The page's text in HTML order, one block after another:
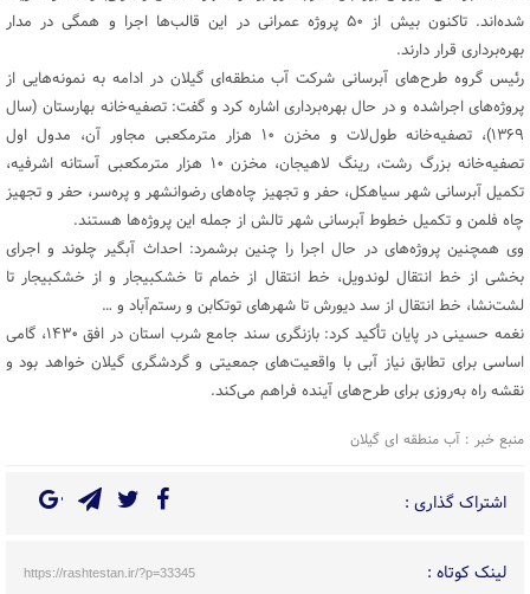
شده‌اند. تاکنون بیش از ۵۰ پروژه عمرانی در این قالب‌ها اجرا و همگی در مدار
بهره‌برداری قرار دارند.
رئیس گروه طرح‌های آبرسانی شرکت آب منطقه‌ای گیلان در ادامه به نمونه‌هایی از
پروژه‌های اجراشده و در حال بهره‌برداری اشاره کرد و گفت: تصفیه‌خانه بهارستان (سال
۱۳۶۹)، تصفیه‌خانه طول‌لات و مخزن ۱۰ هزار مترمکعبی مجاور آن، مدول اول
تصفیه‌خانه بزرگ رشت، رینگ لاهیجان، مخزن ۱۰ هزار مترمکعبی آستانه اشرفیه،
تکمیل آبرسانی شهر سیاهکل، حفر و تجهیز چاه‌های رضوانشهر و پره‌سر، حفر و تجهیز
چاه فلمن و تکمیل خطوط آبرسانی شهر تالش از جمله این پروژه‌ها هستند.
وی همچنین پروژه‌های در حال اجرا را چنین برشمرد: احداث آبگیر چلوند و اجرای
بخشی از خط انتقال لوندویل، خط انتقال از خمام تا خشکبیجار و از خشکبیجار تا
لشت‌نشا، خط انتقال از سد دیورش تا شهرهای توتکابن و رستم‌آباد و …
نغمه حسینی در پایان تأکید کرد: بازنگری سند جامع شرب استان در افق ۱۴۳۰، گامی
اساسی برای تطابق نیاز آبی با واقعیت‌های جمعیتی و گردشگری گیلان خواهد بود و
نقشه راه به‌روزی برای طرح‌های آینده فراهم می‌کند.
منبع خبر : آب منطقه ای گیلان
اشتراک گذاری :
لینک کوتاه : https://rashtestan.ir/?p=33345